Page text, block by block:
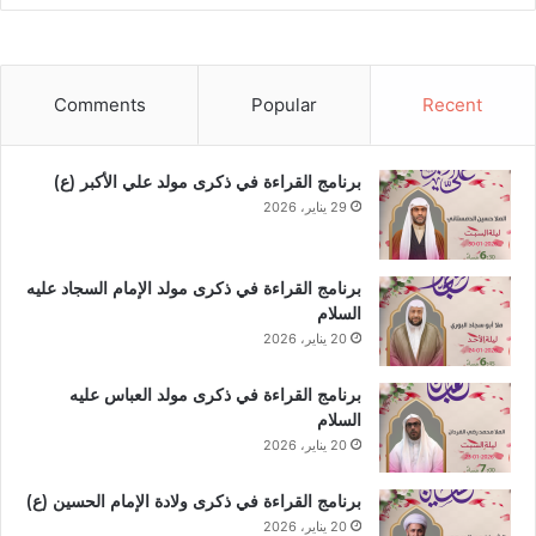
Recent
Popular
Comments
برنامج القراءة في ذكرى مولد علي الأكبر (ع)
29 يناير، 2026
برنامج القراءة في ذكرى مولد الإمام السجاد عليه
السلام
20 يناير، 2026
برنامج القراءة في ذكرى مولد العباس عليه
السلام
20 يناير، 2026
برنامج القراءة في ذكرى ولادة الإمام الحسين (ع)
20 يناير، 2026